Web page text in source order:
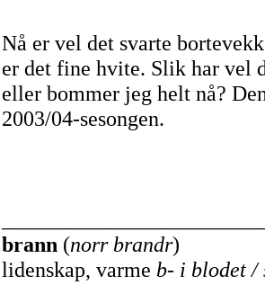
Nå er vel det svarte
er det fine hvite. Slik har vel
eller bommer jeg helt nå?
2003/04-sesongen.
brann (norr brandr)
lidenskap, varme b- i blodet /